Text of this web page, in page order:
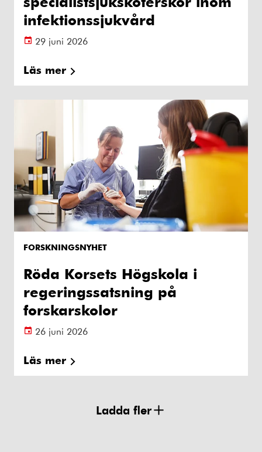
infektionssjukvård
29 juni 2026
Läs mer
FORSKNINGSNYHET
Röda Korsets Högskola i
regeringssatsning på
forskarskolor
26 juni 2026
Läs mer
Ladda fler